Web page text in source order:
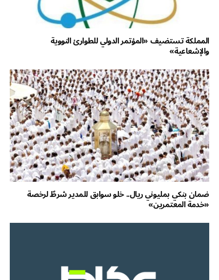
المملكة تستضيف «المؤتمر الدولي للطوارئ النووية
والإشعاعية»
ضمان بنكي بمليوني ريال.. خلو سوابق للمدير شرطٌ لرخصة
«خدمة المعتمرين»